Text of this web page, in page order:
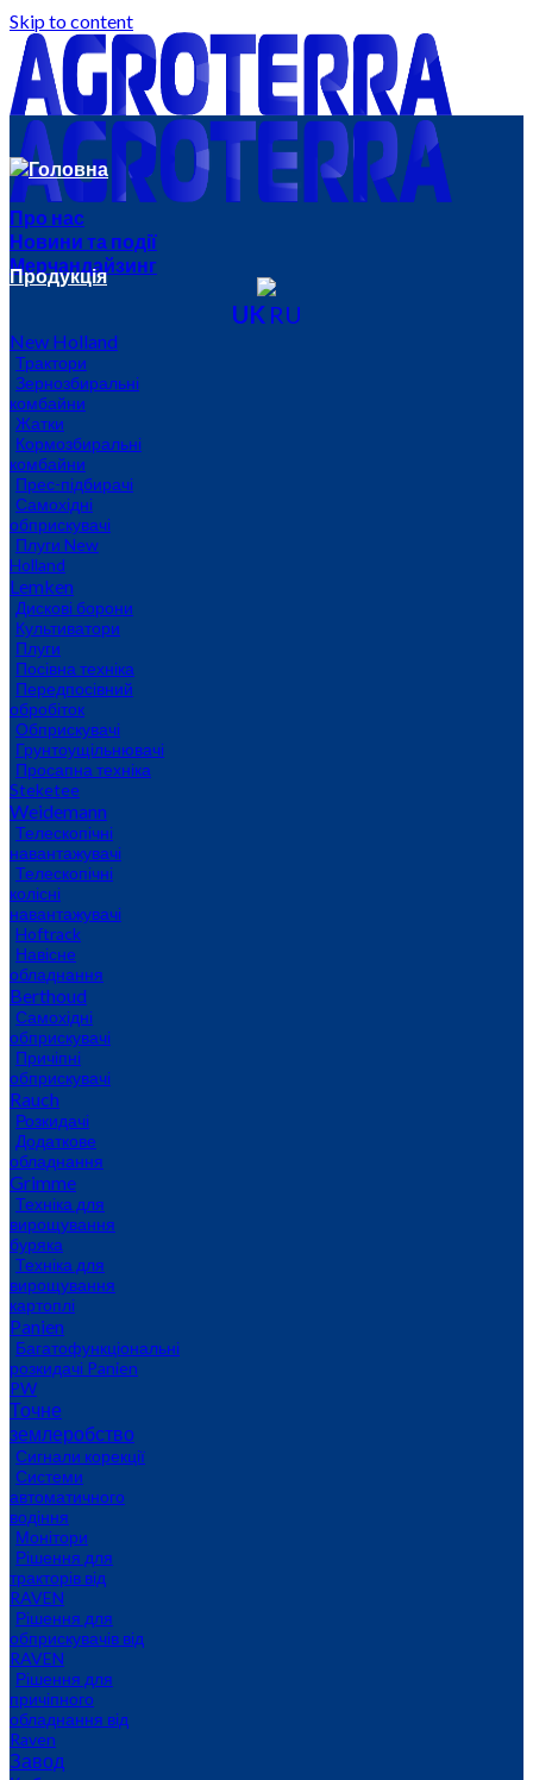
Skip to content
Про нас
Новини та події
Мерчандайзинг
UK RU
Головна
Продукція
New Holland
Трактори
Зернозбиральні
комбайни
Жатки
Кормозбиральні
комбайни
Прес-підбирачі
Самохідні
обприскувачі
Плуги New
Holland
Lemken
Дискові борони
Культиватори
Плуги
Посівна техніка
Передпосівний
обробіток
Обприскувачі
Грунтоущільнювачі
Просапна техніка
Steketee
Weidemann
Телескопічні
навантажувачі
Телескопічні
колісні
навантажувачі
Hoftrack
Навісне
обладнання
Berthoud
Самохідні
обприскувачі
Причіпні
обприскувачі
Rauch
Розкидачі
Додаткове
обладнання
Grimme
Техніка для
вирощування
буряка
Техніка для
вирощування
картоплі
Panien
Багатофункціональні
розкидачі Panien
PW
Точне
землеробство
Сигнали корекції
Системи
автоматичного
водіння
Монітори
Рішення для
тракторів від
RAVEN
Рішення для
обприскувачів від
RAVEN
Рішення для
причіпного
обладнання від
Raven
Завод